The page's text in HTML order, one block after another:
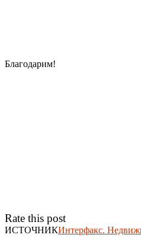
Благодарим!
Rate this post
ИСТОЧНИКИнтерфакс.